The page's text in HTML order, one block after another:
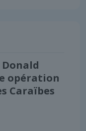
opération
Caraïbes